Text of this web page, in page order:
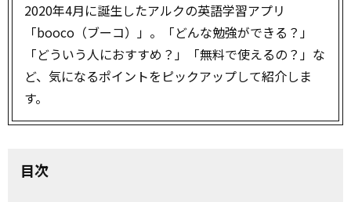
2020年4月に誕生したアルクの英語学習アプリ
「booco（ブーコ）」。「どんな勉強ができる？」
「どういう人におすすめ？」「無料で使えるの？」な
ど、気になるポイントをピックアップして紹介しま
す。
目次